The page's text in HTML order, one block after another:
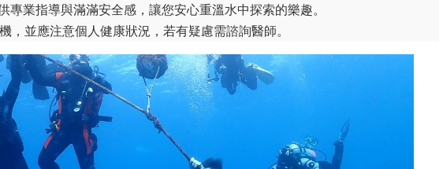
專業指導與滿滿安全感，讓您安心重溫水中探索的樂趣。
，並應注意個人健康狀況，若有疑慮需諮詢醫師。